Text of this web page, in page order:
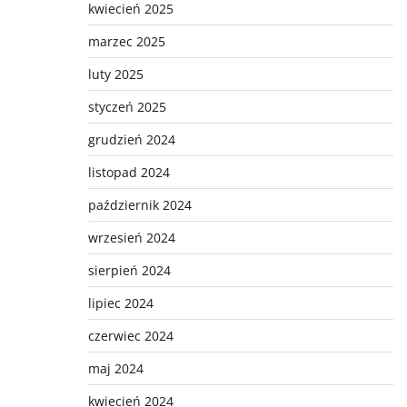
kwiecień 2025
marzec 2025
luty 2025
styczeń 2025
grudzień 2024
listopad 2024
październik 2024
wrzesień 2024
sierpień 2024
lipiec 2024
czerwiec 2024
maj 2024
kwiecień 2024